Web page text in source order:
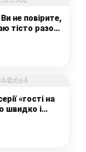
не повірите,
тісто разом
«гості на
швидко і
смачні)